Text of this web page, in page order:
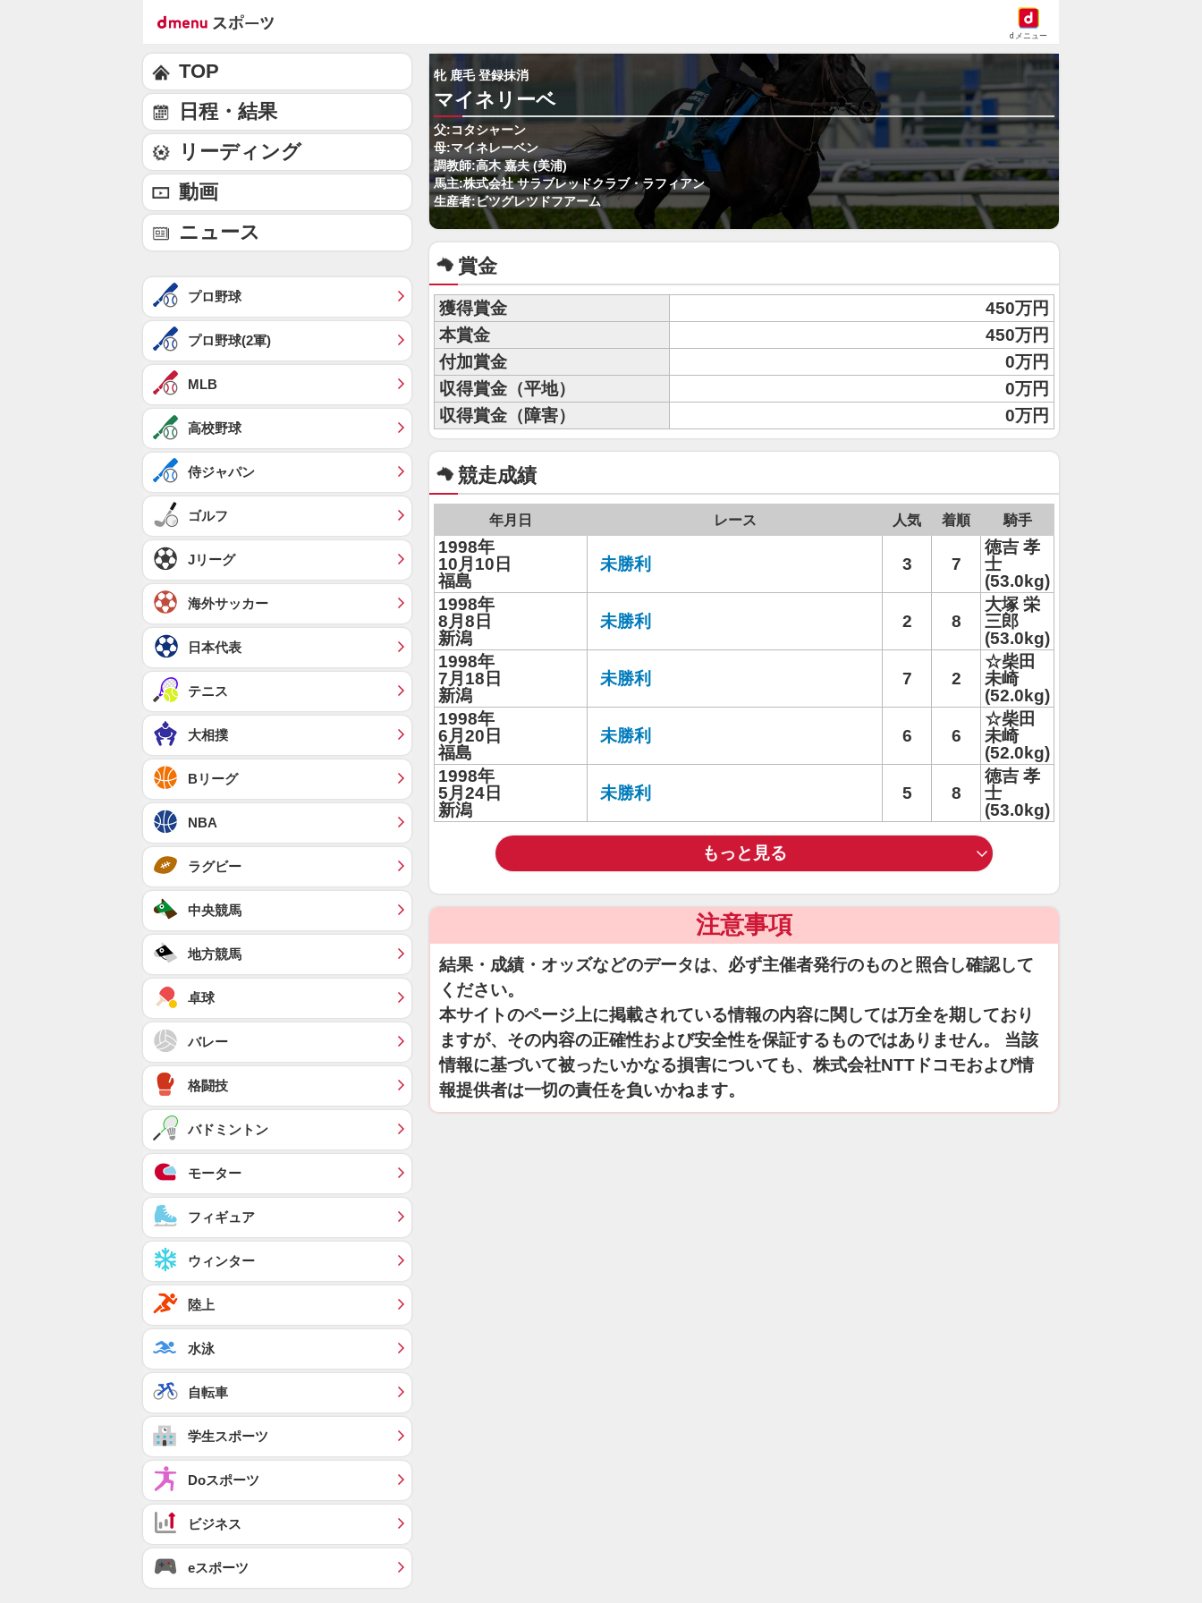
dメニュー
牝 鹿毛 登録抹消
マイネリーベ
父:コタシャーン
母:マイネレーベン
調教師:高木 嘉夫 (美浦)
馬主:株式会社 サラブレッドクラブ・ラフィアン
生産者:ビツグレツドフアーム
賞金
獲得賞金
450万円
本賞金
450万円
付加賞金
0万円
収得賞金（平地）
0万円
収得賞金（障害）
0万円
競走成績
年月日 レース 人気 着順 騎手
1998年
10月10日
福島
未勝利 3 7
徳吉 孝
士
(53.0kg)
1998年
8月8日
新潟
未勝利 2 8
大塚 栄
三郎
(53.0kg)
1998年
7月18日
新潟
未勝利 7 2
☆柴田
未崎
(52.0kg)
1998年
6月20日
福島
未勝利 6 6
☆柴田
未崎
(52.0kg)
1998年
5月24日
新潟
未勝利 5 8
徳吉 孝
士
(53.0kg)
もっと見る
注意事項
結果・成績・オッズなどのデータは、必ず主催者発行のものと照合し確認して
ください。
本サイトのページ上に掲載されている情報の内容に関しては万全を期しており
ますが、その内容の正確性および安全性を保証するものではありません。 当該
情報に基づいて被ったいかなる損害についても、株式会社NTTドコモおよび情
報提供者は一切の責任を負いかねます。
TOP
日程・結果
リーディング
動画
ニュース
プロ野球
プロ野球(2軍)
MLB
高校野球
侍ジャパン
ゴルフ
Jリーグ
海外サッカー
日本代表
テニス
大相撲
Bリーグ
NBA
ラグビー
中央競馬
地方競馬
卓球
バレー
格闘技
バドミントン
モーター
フィギュア
ウィンター
陸上
水泳
自転車
学生スポーツ
Doスポーツ
ビジネス
eスポーツ